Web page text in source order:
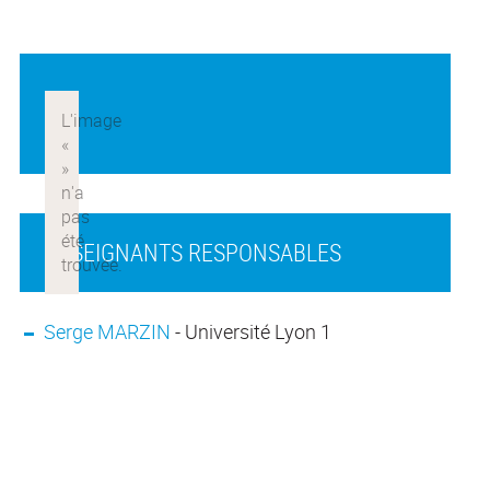
ENSEIGNANTS RESPONSABLES
Serge MARZIN - Université Lyon 1